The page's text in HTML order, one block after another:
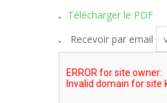
Télécharger le PDF
Recevoir par email